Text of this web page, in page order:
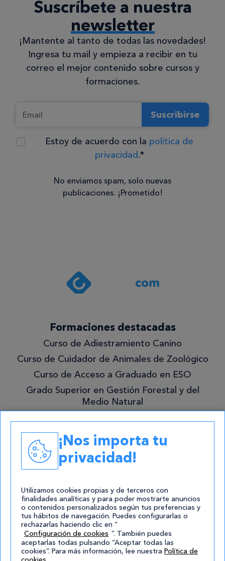
Suscríbete a nuestra
newsletter
¡Mantente al tanto de todas las novedades!
Ingresa tu mail y empieza a recibir en tu
correo el mejor contenido sobre cursos y
formaciones.
Suscribirse
Estoy de acuerdo con la política de
privacidad.*
Consentimiento
política de
privacidad .*
¡Quiero
mejor!
No enviamos spam, solo nuevas
publicaciones. ¡Prometido!
Formaciones destacadas
Curso de Adiestramiento Canino
Curso de Cuidador de Animales de Zoológico
Curso de Acceso a Graduado en ESO
Grado Superior en Gestión Forestal y del
Medio Natural
Contacto
atencion@cursos.com
Redes Sociales
¡Nos importa tu
privacidad!
Utilizamos cookies propias y de terceros con
finalidades analíticas y para poder mostrarte anuncios
o contenidos personalizados según tus preferencias y
tus hábitos de navegación. Puedes configurarlas o
rechazarlas haciendo clic en “
Configuración de cookies ”. También puedes
aceptarlas todas pulsando “Aceptar todas las
cookies”. Para más información, lee nuestra Política de